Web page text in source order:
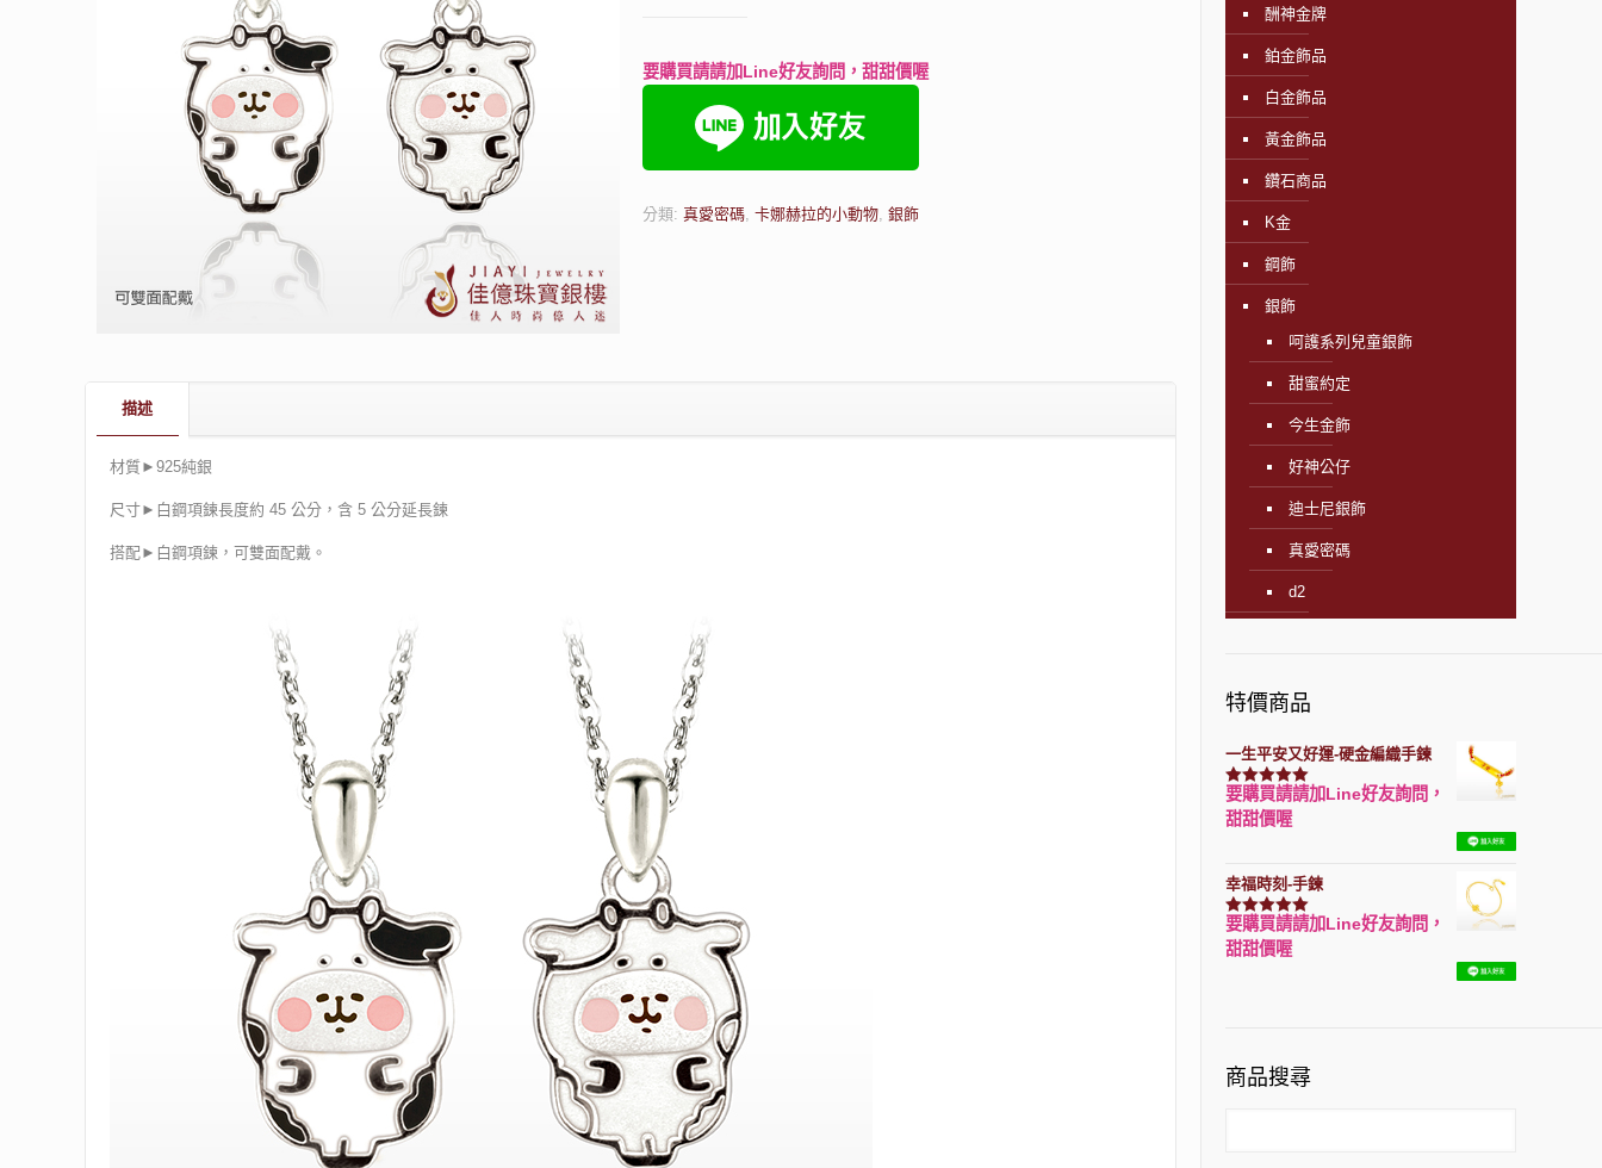
要購買請請加Line好友詢問，甜甜價喔
分類: 真愛密碼, 卡娜赫拉的小動物, 銀飾
描述
材質►925純銀
尺寸►白鋼項鍊長度約 45 公分，含 5 公分延長鍊
搭配►白鋼項鍊，可雙面配戴。
酬神金牌
鉑金飾品
白金飾品
黃金飾品
鑽石商品
K金
鋼飾
銀飾
呵護系列兒童銀飾
甜蜜約定
今生金飾
好神公仔
迪士尼銀飾
真愛密碼
d2
特價商品
一生平安又好運-硬金編織手鍊
評分7740滿分 5
要購買請請加Line好友詢問，
甜甜價喔
幸福時刻-手鍊
評分3150滿分 5
要購買請請加Line好友詢問，
甜甜價喔
商品搜尋